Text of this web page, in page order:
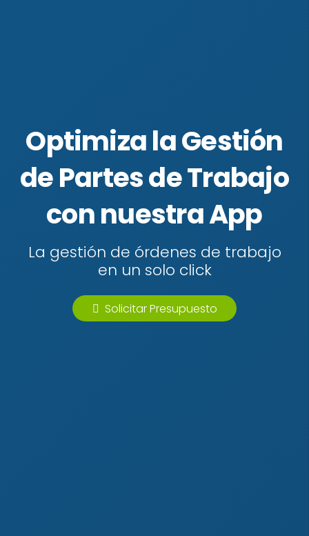
Optimiza la Gestión
de Partes de Trabajo
con nuestra App
La gestión de órdenes de trabajo
en un solo click
Solicitar Presupuesto